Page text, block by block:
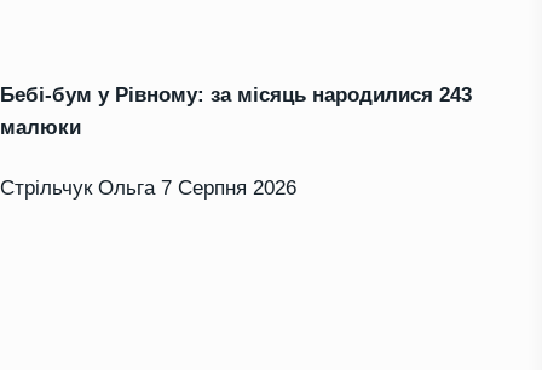
Бебі-бум у Рівному: за місяць народилися 243
малюки
Стрільчук Ольга 7 Серпня 2026